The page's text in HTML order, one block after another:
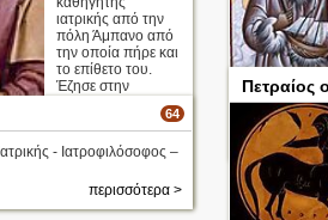
Απολυτίκιο
ιατρικής από την
πόλη Άμπανο από
την οποία πήρε και
το επίθετο του.
Έζησε στην
σπούδασε για 20
χρόνι ...
περισσότερα >
Πετραίος
64
- Ιατροφιλόσοφος –
περισσότερα >